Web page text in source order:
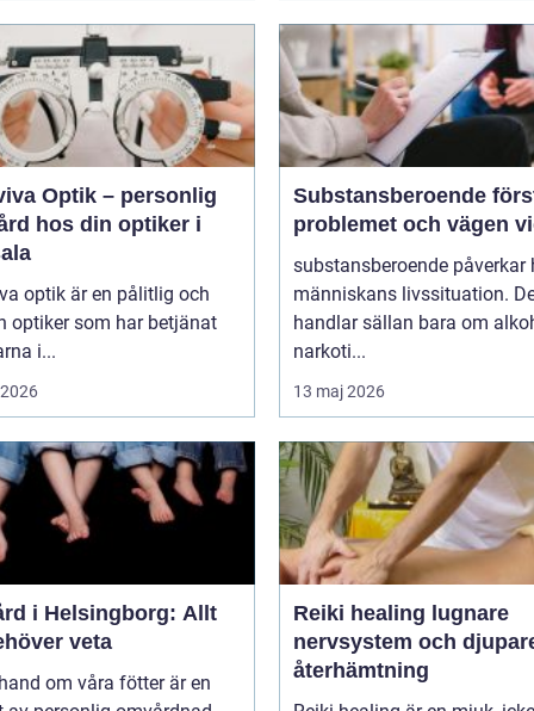
Optik – personlig
hos din optiker i
optik är en pålitlig och
optiker som har betjänat
i...
Substansberoende förstå
problemet och vägen
substansberoende påverkar
människans livssituation.
handlar sällan bara om
narkoti...
13 maj 2026
i Helsingborg: Allt
veta
om våra fötter är en
Reiki healing lugnare
nervsystem och
återhämtning